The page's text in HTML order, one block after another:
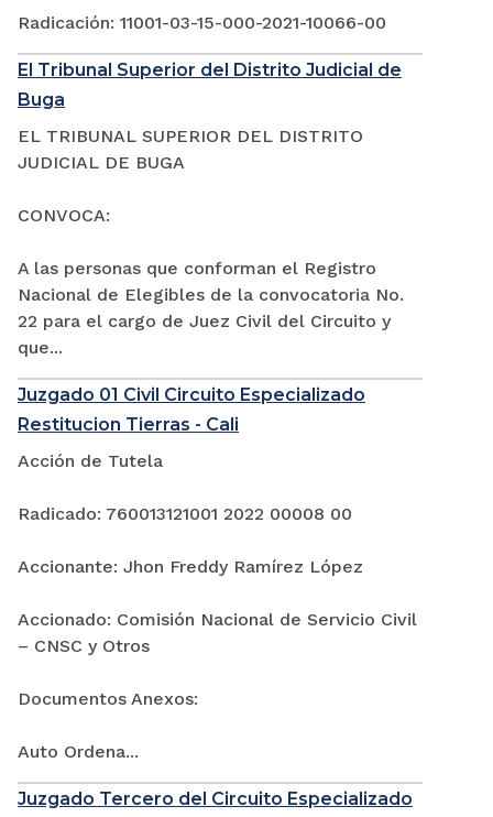
Radicación: 11001-03-15-000-2021-10066-00
El Tribunal Superior del Distrito Judicial de
Buga
EL TRIBUNAL SUPERIOR DEL DISTRITO
JUDICIAL DE BUGA
CONVOCA:
A las personas que conforman el Registro
Nacional de Elegibles de la convocatoria No.
22 para el cargo de Juez Civil del Circuito y
que...
Juzgado 01 Civil Circuito Especializado
Restitucion Tierras - Cali
Acción de Tutela
Radicado: 760013121001 2022 00008 00
Accionante: Jhon Freddy Ramírez López
Accionado: Comisión Nacional de Servicio Civil
– CNSC y Otros
Documentos Anexos:
Auto Ordena...
Juzgado Tercero del Circuito Especializado